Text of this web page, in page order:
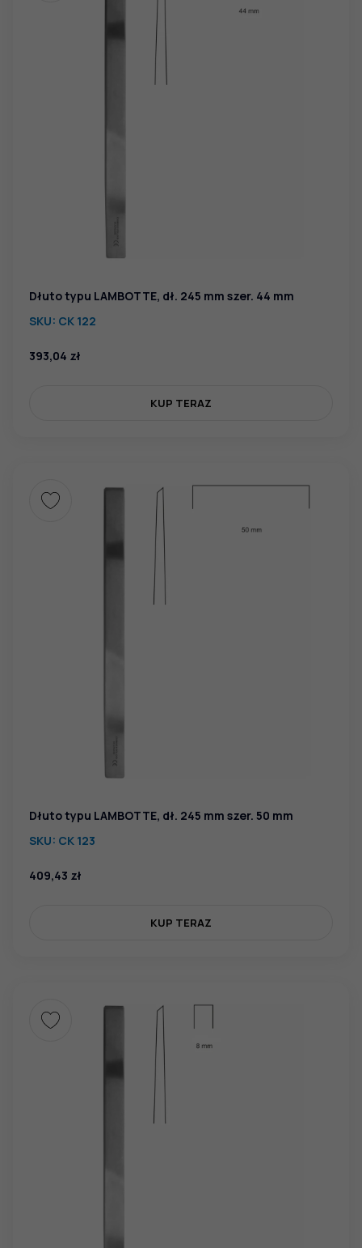
Dłuto typu LAMBOTTE, dł. 245 mm szer. 44 mm
SKU: CK 122
393,04 zł
KUP TERAZ
Dłuto typu LAMBOTTE, dł. 245 mm szer. 50 mm
SKU: CK 123
409,43 zł
KUP TERAZ